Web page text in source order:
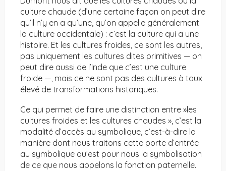
culture chaude (d’une certaine façon on peut dire
qu’il n’y en a qu’une, qu’on appelle généralement
la culture occidentale) : c’est la culture qui a une
histoire. Et les cultures froides, ce sont les autres,
pas uniquement les cultures dites primitives — on
peut dire aussi de l’Inde que c’est une culture
froide —, mais ce ne sont pas des cultures à taux
élevé de transformations historiques.
Ce qui permet de faire une distinction entre »les
cultures froides et les cultures chaudes », c’est la
modalité d’accès au symbolique, c’est-à-dire la
manière dont nous traitons cette porte d’entrée
au symbolique qu’est pour nous la symbolisation
de ce que nous appelons la fonction paternelle.